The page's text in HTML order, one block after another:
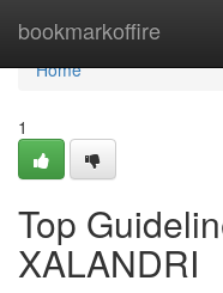
bookmarkoffire
Home
Home
1
Top
XALANDRI